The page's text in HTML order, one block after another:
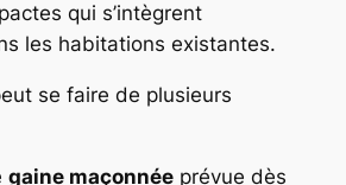
qui s’intègrent
les habitations existantes.
se faire de plusieurs
gaine maçonnéeprévue dès